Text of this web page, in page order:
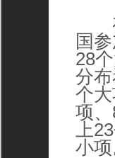
在
国
28
分
个
项
上
小